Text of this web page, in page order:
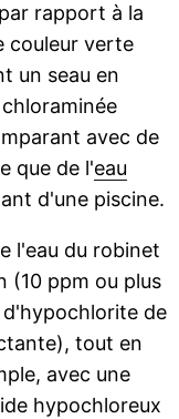
rapport à la
couleur verte
un seau en
avec de
que de l'eau
d'une piscine.
l'eau du robinet
(10 ppm ou plus
d'hypochlorite de
tout en
avec une
hypochloreux